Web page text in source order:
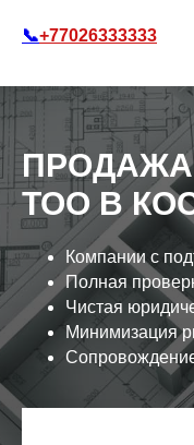
📞+77026333333
ТОО В
Компании с
Полная
Чистая
Минимизация